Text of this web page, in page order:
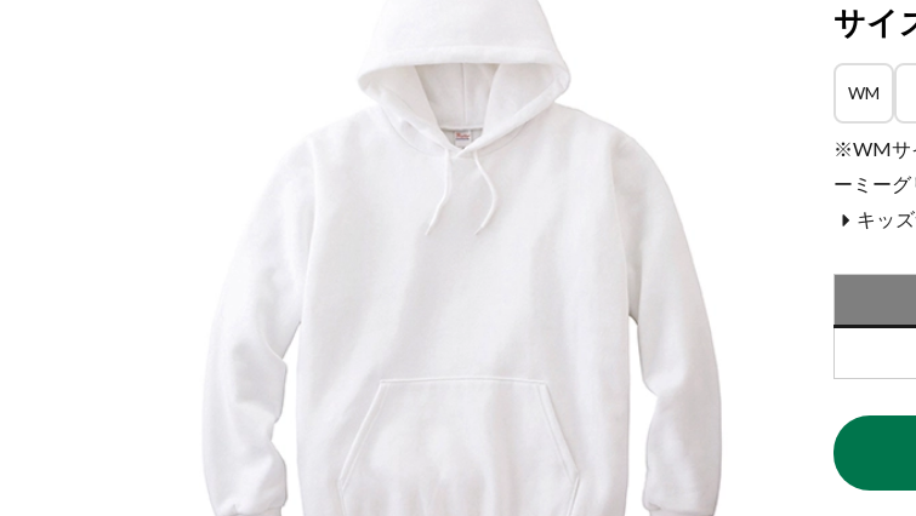
サイ
WM
※WMサ
ーミー
キッ